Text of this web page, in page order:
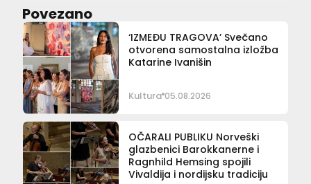
Povezano
‘IZMEĐU TRAGOVA’ Svečano
otvorena samostalna izložba
Katarine Ivanišin
Kultura 05.08.2026
OČARALI PUBLIKU Norveški
glazbenici Barokkanerne i
Ragnhild Hemsing spojili
Vivaldija i nordijsku tradiciju